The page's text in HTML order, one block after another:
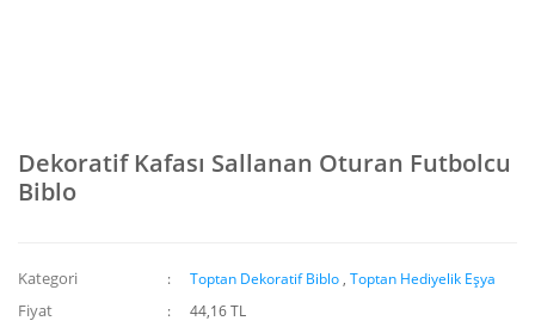
Dekoratif Kafası Sallanan Oturan Futbolcu
Biblo
Kategori Toptan Dekoratif Biblo ,Toptan Hediyelik Eşya
Fiyat 44,16 TL